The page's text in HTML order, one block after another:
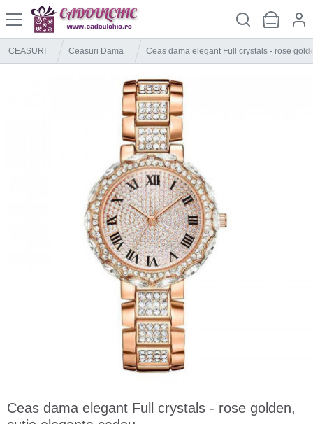
CEASURI Ceasuri Dama Ceas dama elegant Full crystals - rose
Ceas dama elegant Full crystals - rose golden,